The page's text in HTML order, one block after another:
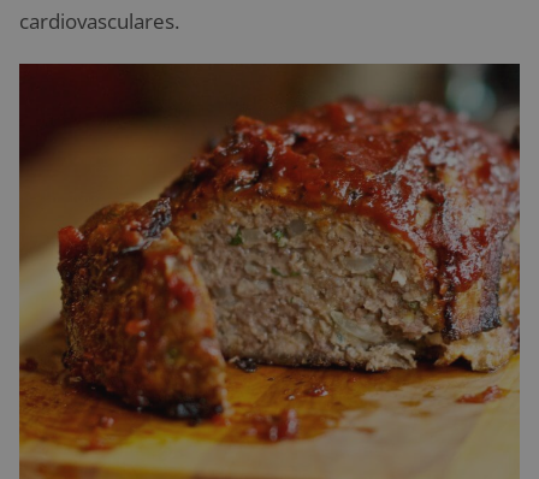
cardiovasculares.